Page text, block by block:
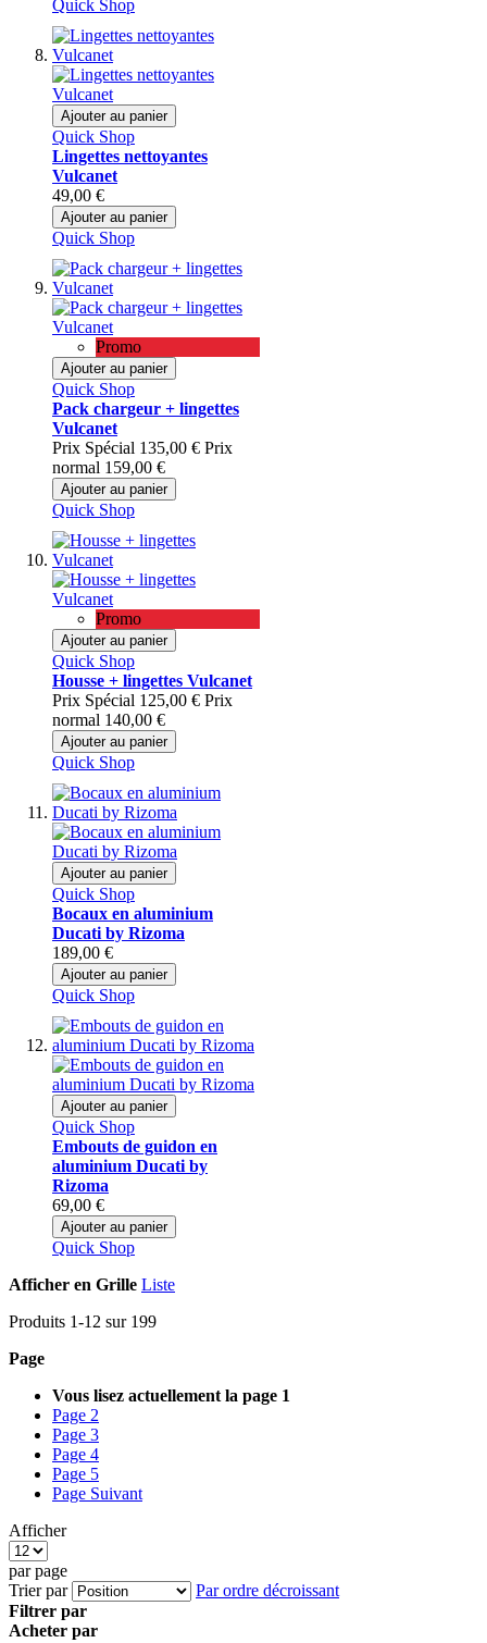
Quick Shop
Ajouter au panier
Quick Shop
Lingettes nettoyantes
Vulcanet
49,00 €
Ajouter au panier
Quick Shop
Promo
Ajouter au panier
Quick Shop
Pack chargeur + lingettes
Vulcanet
Prix Spécial 135,00 € Prix
normal 159,00 €
Ajouter au panier
Quick Shop
Promo
Ajouter au panier
Quick Shop
Housse + lingettes Vulcanet
Prix Spécial 125,00 € Prix
normal 140,00 €
Ajouter au panier
Quick Shop
Ajouter au panier
Quick Shop
Bocaux en aluminium
Ducati by Rizoma
189,00 €
Ajouter au panier
Quick Shop
Ajouter au panier
Quick Shop
Embouts de guidon en
aluminium Ducati by
Rizoma
69,00 €
Ajouter au panier
Quick Shop
Afficher en Grille Liste
Produits 1-12 sur 199
Page
Vous lisez actuellement la page 1
Page 2
Page 3
Page 4
Page 5
Page Suivant
Afficher
par page
Trier par
Par ordre décroissant
Filtrer par
Acheter par